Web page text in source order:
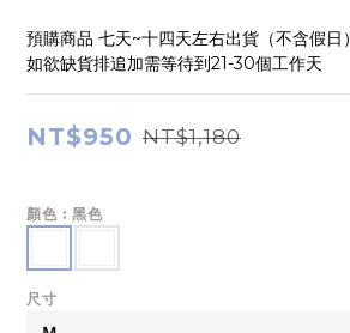
預購商品 七天~十四天左右出貨（不含假日）
如欲缺貨排追加需等待到21-30個工作天
NT$950 NT$1,180
顏色 : 黑色
尺寸